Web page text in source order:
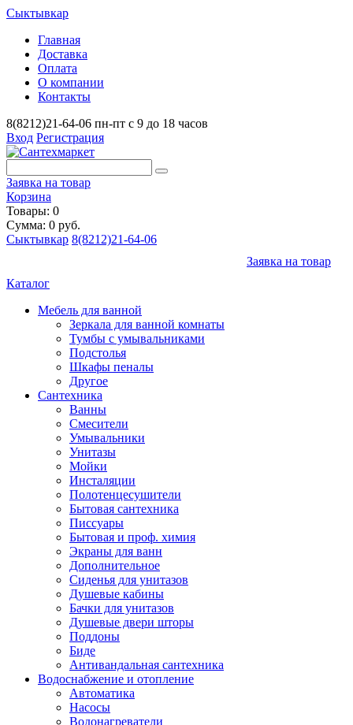
Сыктывкар
Главная
Доставка
Оплата
О компании
Контакты
8(8212)21-64-06 пн-пт с 9 до 18 часов
Вход Регистрация
Заявка на товар
Корзина
Товары: 0
Сумма: 0 руб.
Сыктывкар 8(8212)21-64-06
Заявка на товар
Каталог
Мебель для ванной
Зеркала для ванной комнаты
Тумбы с умывальниками
Подстолья
Шкафы пеналы
Другое
Сантехника
Ванны
Смесители
Умывальники
Унитазы
Мойки
Инсталяции
Полотенцесушители
Бытовая сантехника
Писсуары
Бытовая и проф. химия
Экраны для ванн
Дополнительное
Сиденья для унитазов
Душевые кабины
Бачки для унитазов
Душевые двери шторы
Поддоны
Биде
Антивандальная сантехника
Водоснабжение и отопление
Автоматика
Насосы
Водонагреватели